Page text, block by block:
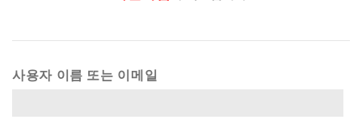
사용자 이름 또는 이메일